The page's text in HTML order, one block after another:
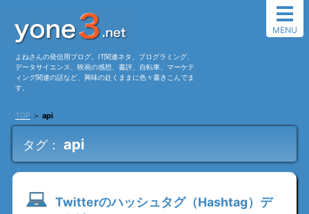
よねさんの発信用ブログ。IT関連ネタ、プログラミング、
データサイエンス、映画の感想、書評、自転車、マーケテ
ィング関連の話など、興味の赴くままに色々書きこんでま
す。
TOP ＞ api
MENU
タグ： api
Twitterのハッシュタグ（Hashtag）デ